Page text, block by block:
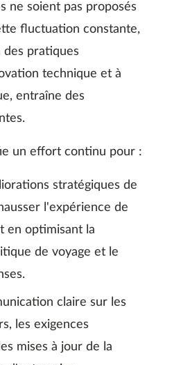
ne soient pas proposés
fluctuation constante,
des pratiques
technique et à
entraîne des
un effort continu pour :
stratégiques de
l'expérience de
en optimisant la
de voyage et le
claire sur les
les exigences
mises à jour de la